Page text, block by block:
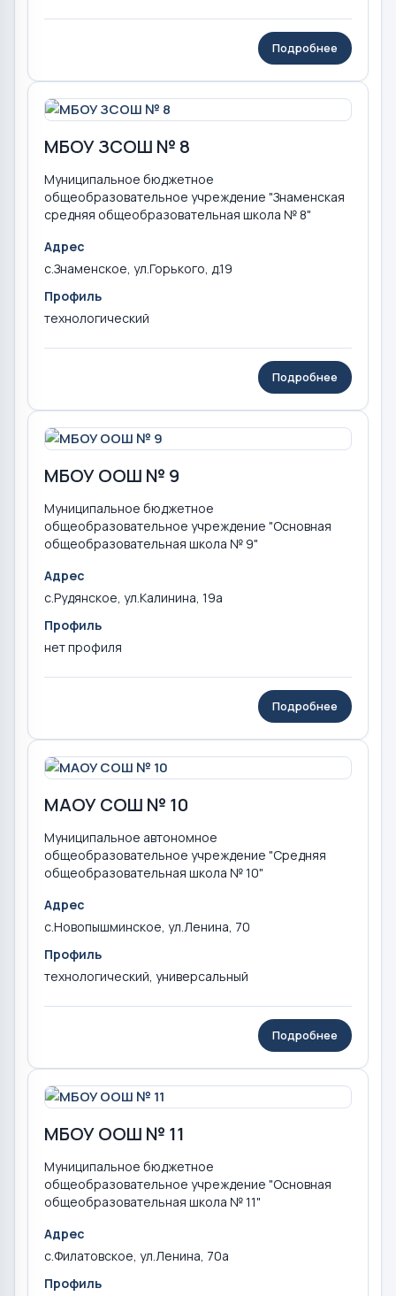
Подробнее
МБОУ ЗСОШ № 8
Муниципальное бюджетное
общеобразовательное учреждение "Знаменская
средняя общеобразовательная школа № 8"
Адрес
с.Знаменское, ул.Горького, д.19
Профиль
технологический
Подробнее
МБОУ ООШ № 9
Муниципальное бюджетное
общеобразовательное учреждение "Основная
общеобразовательная школа № 9"
Адрес
с.Рудянское, ул.Калинина, 19а
Профиль
нет профиля
Подробнее
МАОУ СОШ № 10
Муниципальное автономное
общеобразовательное учреждение "Средняя
общеобразовательная школа № 10"
Адрес
с.Новопышминское, ул.Ленина, 70
Профиль
технологический, универсальный
Подробнее
МБОУ ООШ № 11
Муниципальное бюджетное
общеобразовательное учреждение "Основная
общеобразовательная школа № 11"
Адрес
с.Филатовское, ул.Ленина, 70а
Профиль